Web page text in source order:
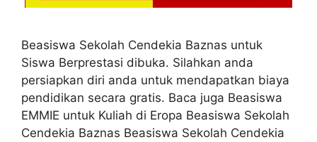
Beasiswa Sekolah Cendekia Baznas untuk
Siswa Berprestasi dibuka. Silahkan anda
persiapkan diri anda untuk mendapatkan biaya
pendidikan secara gratis. Baca juga Beasiswa
EMMIE untuk Kuliah di Eropa Beasiswa Sekolah
Cendekia Baznas Beasiswa Sekolah Cendekia